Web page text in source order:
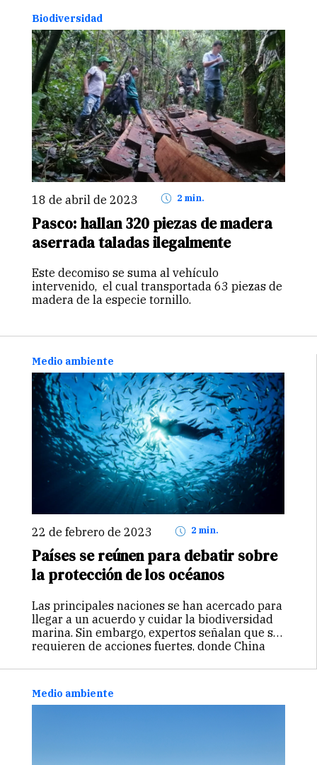
Biodiversidad
18 de abril de 2023 2 min.
Pasco: hallan 320 piezas de madera
aserrada taladas ilegalmente
Este decomiso se suma al vehículo
intervenido, el cual transportada 63 piezas de
madera de la especie tornillo.
Medio ambiente
22 de febrero de 2023 2 min.
Países se reúnen para debatir sobre
la protección de los océanos
Las principales naciones se han acercado para
llegar a un acuerdo y cuidar la biodiversidad
marina. Sin embargo, expertos señalan que se
requieren de acciones fuertes, donde China
Medio ambiente